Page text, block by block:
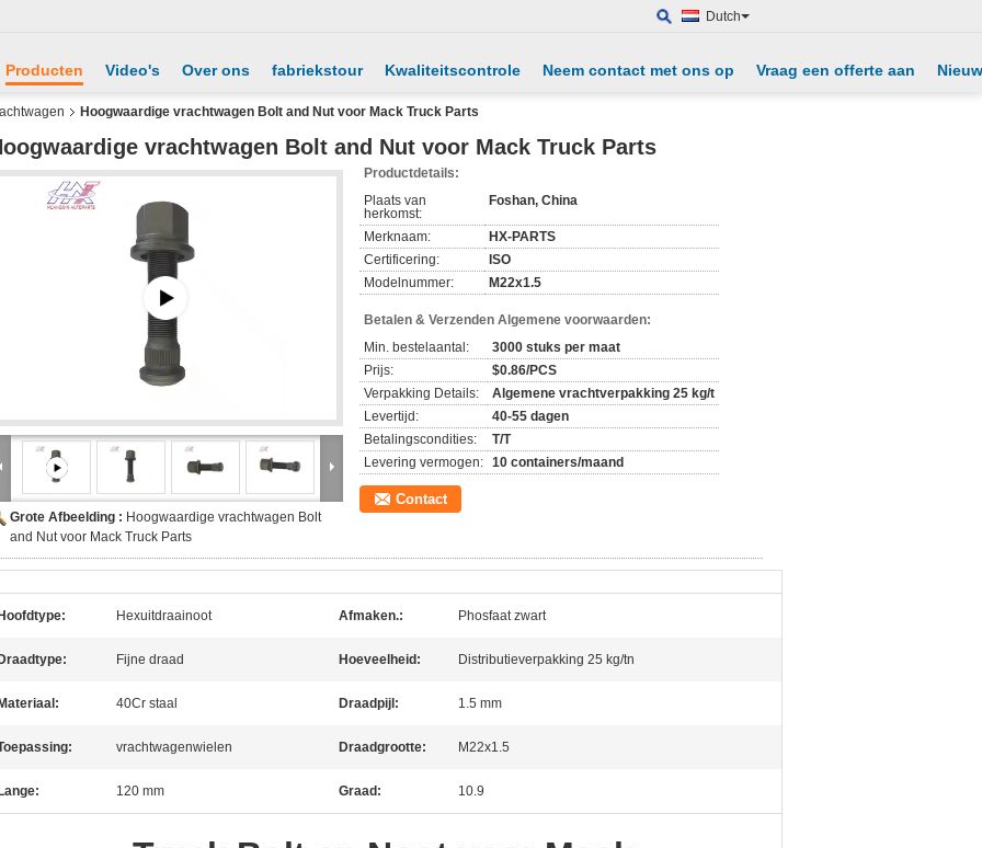
Dutch
Producten Video's Over ons fabriekstour Kwaliteitscontrole Neem contact met ons op Vraag een offerte aan
Hoogwaardige vrachtwagen Bolt and Nut voor Mack Truck Parts
vrachtwagen Bolt and Nut voor Mack Truck Parts
Grote Afbeelding : Hoogwaardige vrachtwagen Bolt
and Nut voor Mack Truck Parts
Productdetails:
Plaats van
herkomst:
Foshan, China
Merknaam:
HX-PARTS
Certificering:
ISO
Modelnummer:
M22x1.5
Betalen & Verzenden Algemene voorwaarden:
Min. bestelaantal:
3000 stuks per maat
Prijs:
$0.86/PCS
Verpakking Details:
Algemene vrachtverpakking 25 kg/t
Levertijd:
40-55 dagen
Betalingscondities:
T/T
Levering vermogen: 10 containers/maand
Contact
Hoofdtype: Hexuitdraainoot Afmaken.: Phosfaat zwart
Draadtype: Fijne draad Hoeveelheid: Distributieverpakking 25 kg/tn
Materiaal: 40Cr staal Draadpijl: 1.5 mm
vrachtwagenwielen Draadgrootte: M22x1.5
Lange: 120 mm Graad: 10.9